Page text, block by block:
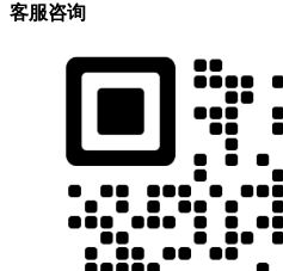
客服咨询